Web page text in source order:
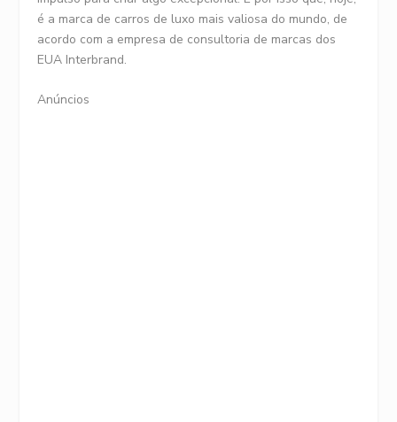
é a marca de carros de luxo mais valiosa do mundo, de
acordo com a empresa de consultoria de marcas dos
EUA Interbrand.
Anúncios